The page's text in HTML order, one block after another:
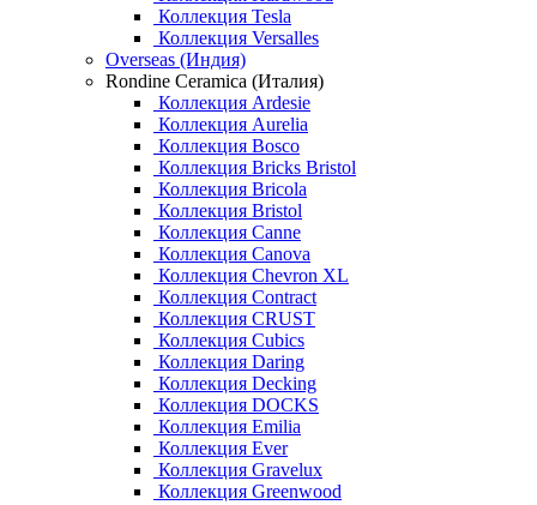
Коллекция Tesla
Коллекция Versalles
Overseas (Индия)
Rondine Ceramica (Италия)
Коллекция Ardesie
Коллекция Aurelia
Коллекция Bosco
Коллекция Bricks Bristol
Коллекция Bricola
Коллекция Bristol
Коллекция Canne
Коллекция Canova
Коллекция Chevron XL
Коллекция Contract
Коллекция CRUST
Коллекция Cubics
Коллекция Daring
Коллекция Decking
Коллекция DOCKS
Коллекция Emilia
Коллекция Ever
Коллекция Gravelux
Коллекция Greenwood